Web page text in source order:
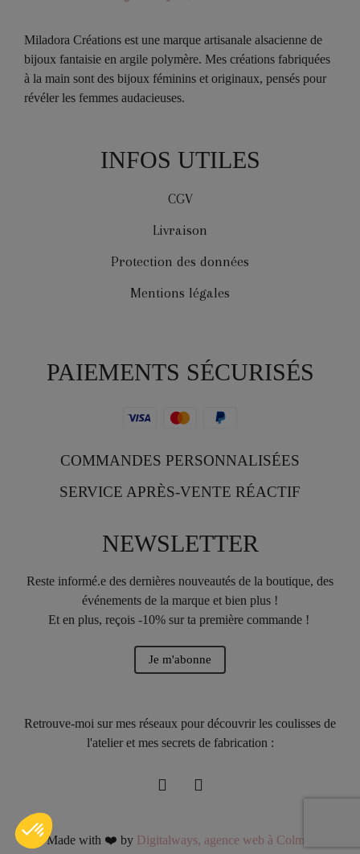
Miladora Créations est une marque artisanale alsacienne de
bijoux fantaisie en argile polymère. Mes créations fabriquées
à la main sont des bijoux féminins et originaux, pensés pour
révéler les femmes audacieuses.
INFOS UTILES
CGV
Livraison
Protection des données
Mentions légales
PAIEMENTS SÉCURISÉS
COMMANDES PERSONNALISÉES
SERVICE APRÈS-VENTE RÉACTIF
NEWSLETTER
Reste informé.e des dernières nouveautés de la boutique, des
événements de la marque et bien plus !
Et en plus, reçois -10% sur ta première commande !
Je m'abonne
Retrouve-moi sur mes réseaux pour découvrir les coulisses de
l'atelier et mes secrets de fabrication :
Made with ❤️ by Digitalways, agence web à Colmar